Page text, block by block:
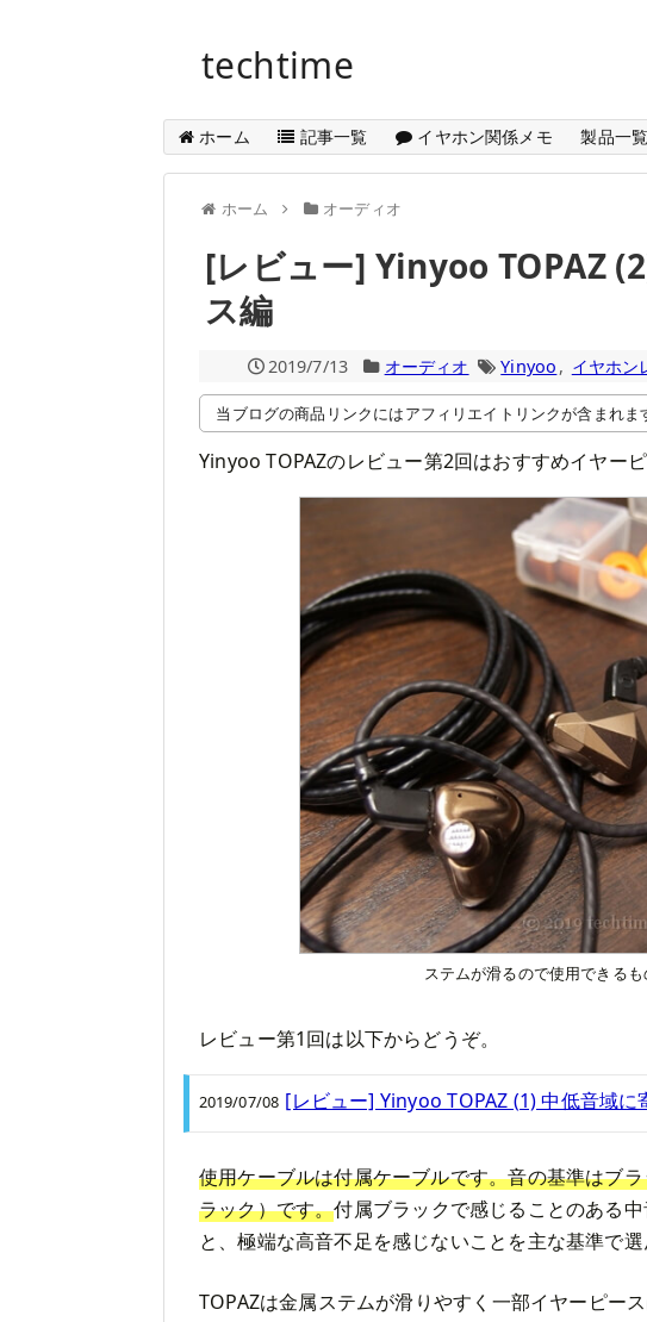
techtime
ホーム 記事一覧 イヤホン関係メモ 製品一覧
ホーム オーディオ
[レビュー] Yinyoo TOPAZ
ス編
2019/7/13 オーディオ Yinyoo , イヤホン
当ブログの商品リンクにはアフィリエイトリンクが含まれま
Yinyoo TOPAZのレビュー第2回はおすすめイヤーピ
ステムが滑るので使用できるも
レビュー第1回は以下からどうぞ。
2019/07/08 [レビュー] Yinyoo TOPAZ (1) 中低音域
使用ケーブルは付属ケーブルです。音の基準はブ
ラック）です。付属ブラックで感じることのある
と、極端な高音不足を感じないことを主な基準で選
TOPAZは金属ステムが滑りやすく一部イヤーピー